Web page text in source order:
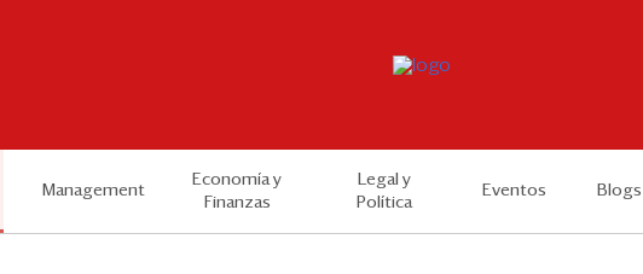
Management
Economía y
Finanzas
Legal y
Política
Eventos Blogs